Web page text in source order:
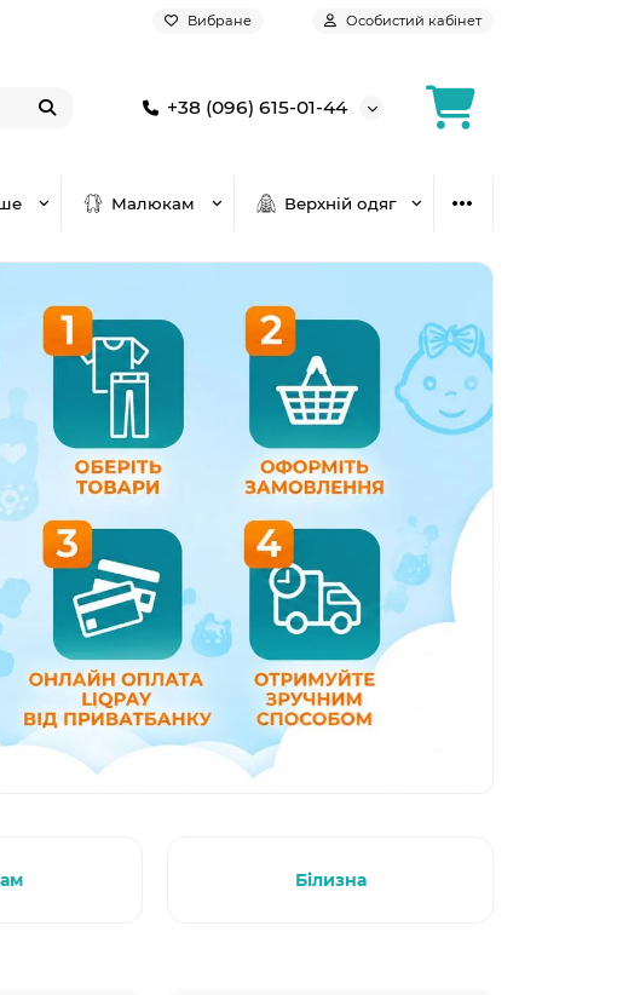
Вибране Особистий кабінет
+38 (096) 615-01-44
Малюкам Верхній одяг
Білизна